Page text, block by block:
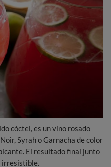
cóctel, es un vino rosado
Syrah o Garnacha de color
El resultado final junto
irresistible.